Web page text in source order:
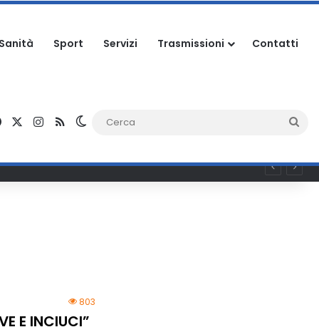
Sanità Sport Servizi Trasmissioni Contatti
FacebookInstagram
RSS Cambia aspetto
803
E INCIUCI”